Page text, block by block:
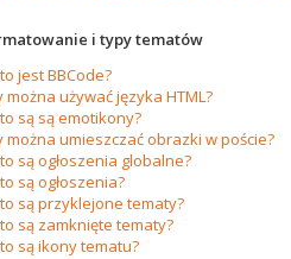
i typy tematów
jest BBCode?
można używać języka HTML?
są są emotikony?
można umieszczać obrazki w poście?
są ogłoszenia globalne?
są ogłoszenia?
są przyklejone tematy?
są zamknięte tematy?
są ikony tematu?